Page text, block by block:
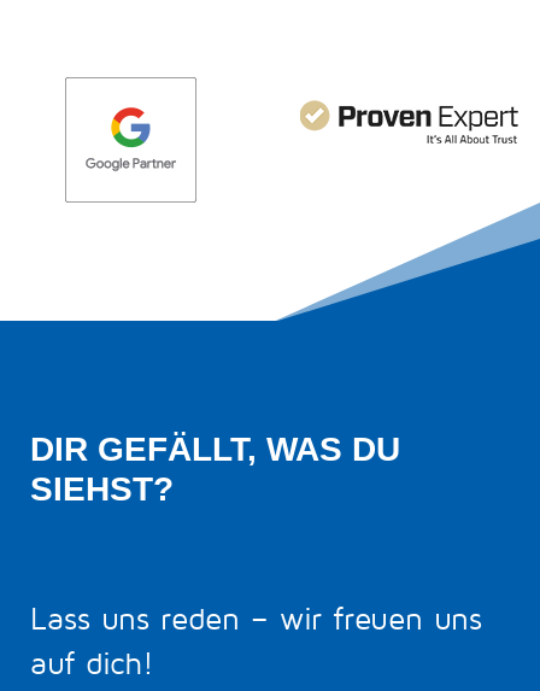
DIR GEFÄLLT, WAS DU
SIEHST?
Lass uns reden – wir freuen uns
auf dich!